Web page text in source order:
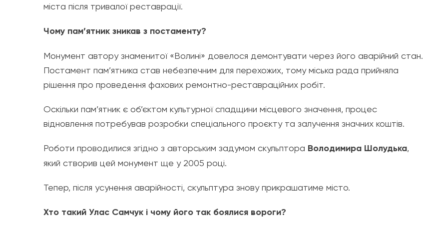
міста після тривалої реставрації.
Чому пам’ятник зникав з постаменту?
Монумент автору знаменитої «Волині» довелося демонтувати через його аварійний стан.
Постамент пам’ятника став небезпечним для перехожих, тому міська рада прийняла
рішення про проведення фахових ремонтно-реставраційних робіт.
Оскільки пам’ятник є об’єктом культурної спадщини місцевого значення, процес
відновлення потребував розробки спеціального проєкту та залучення значних коштів.
Роботи проводилися згідно з авторським задумом скульптора Володимира Шолудька,
який створив цей монумент ще у 2005 році.
Тепер, після усунення аварійності, скульптура знову прикрашатиме місто.
Хто такий Улас Самчук і чому його так боялися вороги?